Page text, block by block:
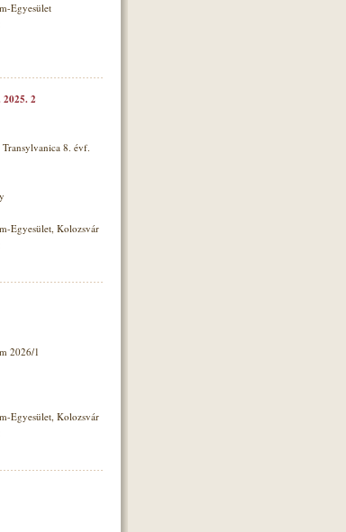
Egyesület
2
8. évf.
Egyesület, Kolozsvár
2026/1
Egyesület, Kolozsvár